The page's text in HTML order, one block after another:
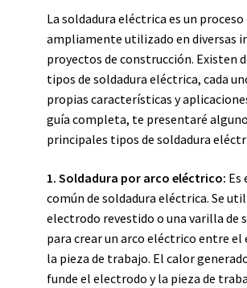
La soldadura eléctrica es un proceso
ampliamente utilizado en diversas
proyectos de construcción. Existen
tipos de soldadura eléctrica, cada
propias características y
guía completa, te presentaré
principales tipos de soldadura
1. Soldadura por arco eléctrico: Es
común de soldadura eléctrica. Se
electrodo revestido o una varilla de
para crear un arco eléctrico entre el
la pieza de trabajo. El calor
funde el electrodo y la pieza de